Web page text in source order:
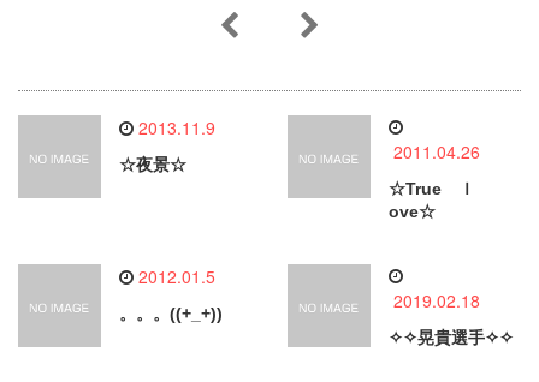
2013.11.9
☆夜景☆
2011.04.26
☆True ｌ
ove☆
2012.01.5
。。。((+_+))
2019.02.18
✧✧晃貴選手✧✧